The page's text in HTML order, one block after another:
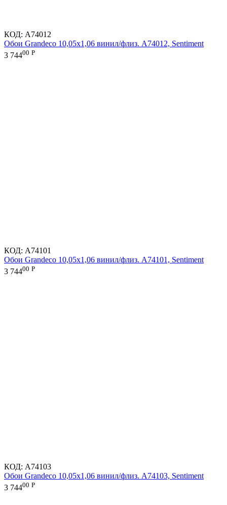
КОД: A74012
Обои Grandeco 10,05х1,06 винил/флиз. A74012, Sentiment
3 74400 Р
КОД: A74101
Обои Grandeco 10,05х1,06 винил/флиз. A74101, Sentiment
3 74400 Р
КОД: A74103
Обои Grandeco 10,05х1,06 винил/флиз. A74103, Sentiment
3 74400 Р